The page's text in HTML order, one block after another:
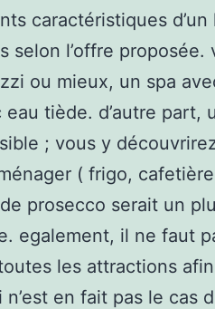
caractéristiques
selon l’offre
ou mieux, un spa
tiède. d’autre part,
; vous y
( frigo,
prosecco serait un
egalement, il ne faut
les attractions
en fait pas le cas